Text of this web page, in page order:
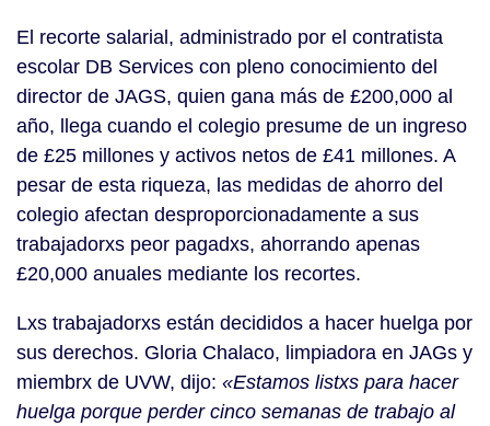
El recorte salarial, administrado por el contratista
escolar DB Services con pleno conocimiento del
director de JAGS, quien gana más de £200,000 al
año, llega cuando el colegio presume de un ingreso
de £25 millones y activos netos de £41 millones. A
pesar de esta riqueza, las medidas de ahorro del
colegio afectan desproporcionadamente a sus
trabajadorxs peor pagadxs, ahorrando apenas
£20,000 anuales mediante los recortes.
Lxs trabajadorxs están decididos a hacer huelga por
sus derechos. Gloria Chalaco, limpiadora en JAGs y
miembrx de UVW, dijo: «Estamos listxs para hacer
huelga porque perder cinco semanas de trabajo al